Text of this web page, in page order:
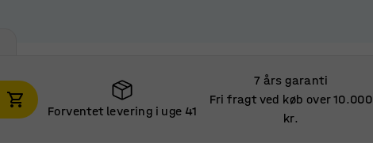
Forventet levering i uge 41
7 års garanti
Fri fragt ved køb over 10.000
kr.